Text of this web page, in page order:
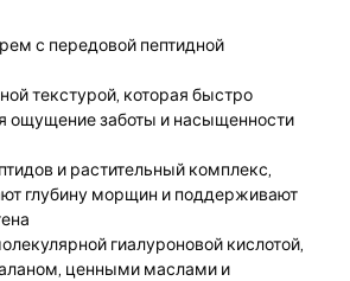
с передовой пептидной
текстурой, которая быстро
ощущение заботы и насыщенности
и растительный комплекс,
глубину морщин и поддерживают
гиалуроновой кислотой,
ценными маслами и